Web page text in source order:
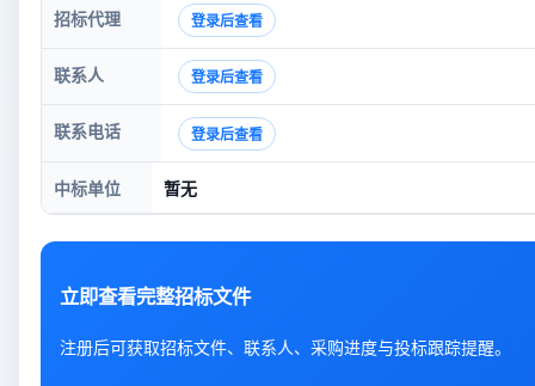
招标代理 登录后查看
联系人 登录后查看
联系电话 登录后查看
中标单位 暂无
立即查看完整招标文件
注册后可获取招标文件、联系人、采购进度与投标跟踪提醒。